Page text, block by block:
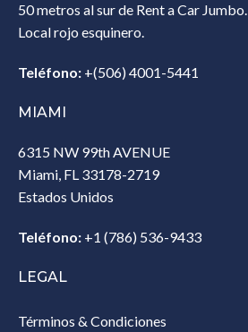
50 metros al sur de Rent a Car Jumbo.
Local rojo esquinero.
Teléfono: +(506) 4001-5441
MIAMI
6315 NW 99th AVENUE
Miami, FL 33178-2719
Estados Unidos‎
Teléfono: +1 (786) 536-9433‎
LEGAL
Términos & Condiciones